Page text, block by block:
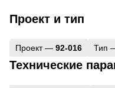
Проект и тип
Проект — 92-016 Тип
Технические